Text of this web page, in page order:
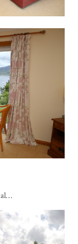
al…